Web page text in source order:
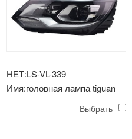
НЕТ:LS-VL-339
Имя:головная лампа tiguan
Выбрать